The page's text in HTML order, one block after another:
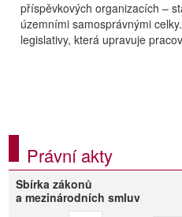
příspěvkových organizacích –
územními samosprávnými
legislativy, která upravuje
Právní akty
Sbírka zákonů
a mezinárodních smluv